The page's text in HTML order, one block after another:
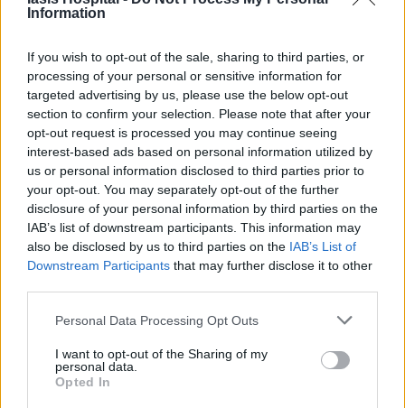
Information
If you wish to opt-out of the sale, sharing to third parties, or
processing of your personal or sensitive information for
targeted advertising by us, please use the below opt-out
section to confirm your selection. Please note that after your
opt-out request is processed you may continue seeing
interest-based ads based on personal information utilized by
us or personal information disclosed to third parties prior to
your opt-out. You may separately opt-out of the further
disclosure of your personal information by third parties on the
IAB’s list of downstream participants. This information may
also be disclosed by us to third parties on the IAB’s List of
Downstream Participants that may further disclose it to other
Personal Data Processing Opt Outs
I want to opt-out of the Sharing of my
personal data.
Opted In